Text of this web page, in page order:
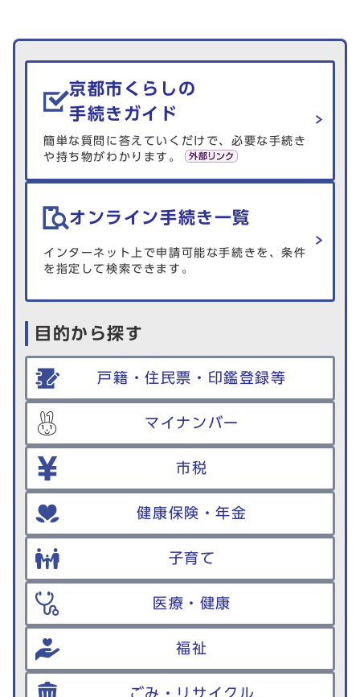
生活情報を探す
京都市くらしの
手続きガイド
簡単な質問に答えていくだけで、必要な手続き
や持ち物がわかります。
オンライン手続き一覧
インターネット上で申請可能な手続きを、条件
を指定して検索できます。
目的から探す
戸籍・住民票・印鑑登録等
マイナンバー
市税
健康保険・年金
子育て
医療・健康
福祉
ごみ・リサイクル